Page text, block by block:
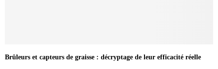
Brûleurs et capteurs de graisse : décryptage de leur efficacité réelle